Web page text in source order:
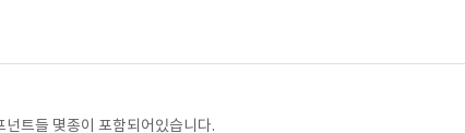
트들 몇종이 포함되어있습니다.